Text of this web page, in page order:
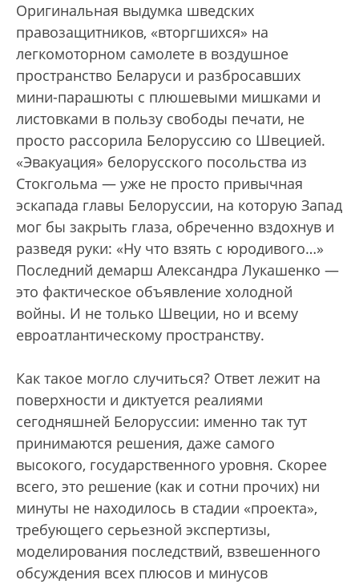
Оригинальная выдумка шведских
правозащитников, «вторгшихся» на
легкомоторном самолете в воздушное
пространство Беларуси и разбросавших
мини-парашюты с плюшевыми мишками и
листовками в пользу свободы печати, не
просто рассорила Белоруссию со Швецией.
«Эвакуация» белорусского посольства из
Стокгольма — уже не просто привычная
эскапада главы Белоруссии, на которую Запад
мог бы закрыть глаза, обреченно вздохнув и
разведя руки: «Ну что взять с юродивого…»
Последний демарш Александра Лукашенко —
это фактическое объявление холодной
войны. И не только Швеции, но и всему
евроатлантическому пространству.
Как такое могло случиться? Ответ лежит на
поверхности и диктуется реалиями
сегодняшней Белоруссии: именно так тут
принимаются решения, даже самого
высокого, государственного уровня. Скорее
всего, это решение (как и сотни прочих) ни
минуты не находилось в стадии «проекта»,
требующего серьезной экспертизы,
моделирования последствий, взвешенного
обсуждения всех плюсов и минусов